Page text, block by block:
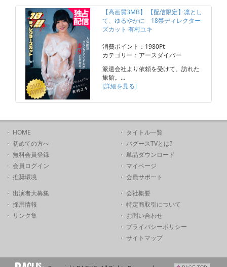
【高画質3MB】 【配信限定】凛とし
て、ゆるやかに 18禁ディレクター
ズカット 有村ユキ
消費ポイント：1980Pt
カテゴリー：アースダイバー
派遣会社より依頼を受けて、訪れた
旅館。…
[詳細を見る]
HOME
初めての方へ
無料会員登録
会員ログイン
推奨環境
タイトル一覧
バグースTVとは?
単品ダウンロード
マイページ
会員サポート
出演者大募集
採用情報
リンク集
会社概要
特定商取引について
お問い合わせ
プライバシーポリシー
サイトマップ